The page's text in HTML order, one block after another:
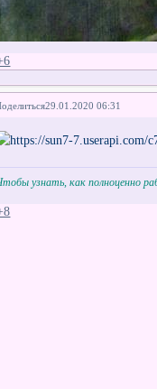
29.01.2020 06:31
узнать, как полноценно